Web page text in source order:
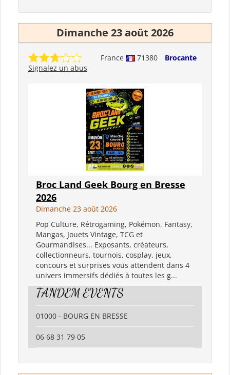
Dimanche 23 août 2026
France 71380
Brocante
Signalez un abus
Broc Land Geek Bourg en Bresse
2026
Dimanche 23 août 2026
Pop Culture, Rétrogaming, Pokémon, Fantasy,
Mangas, Jouets Vintage, TCG et
Gourmandises... Exposants, créateurs,
collectionneurs, tournois, cosplay, jeux,
concours et surprises vous attendent dans 4
univers immersifs dédiés à toutes les g...
TANDEM EVENTS
01000 - BOURG EN BRESSE
06 68 31 79 05